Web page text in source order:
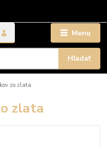
Menu
Hľadať
zo zlata
zlata